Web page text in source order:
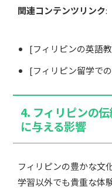
関連コンテンツリンク:
[フィリピンの英語
[フィリピン留学で
4. フィリピンの
に与える影響
フィリピンの豊かな文
学習以外でも貴重な体